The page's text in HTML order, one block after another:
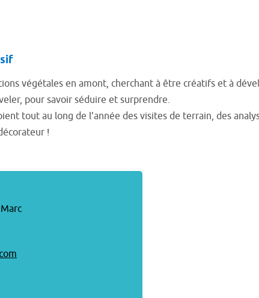
végétales en amont, cherchant à être créatifs et à
pour savoir séduire et surprendre.
tout au long de l’année des visites de terrain, des
!